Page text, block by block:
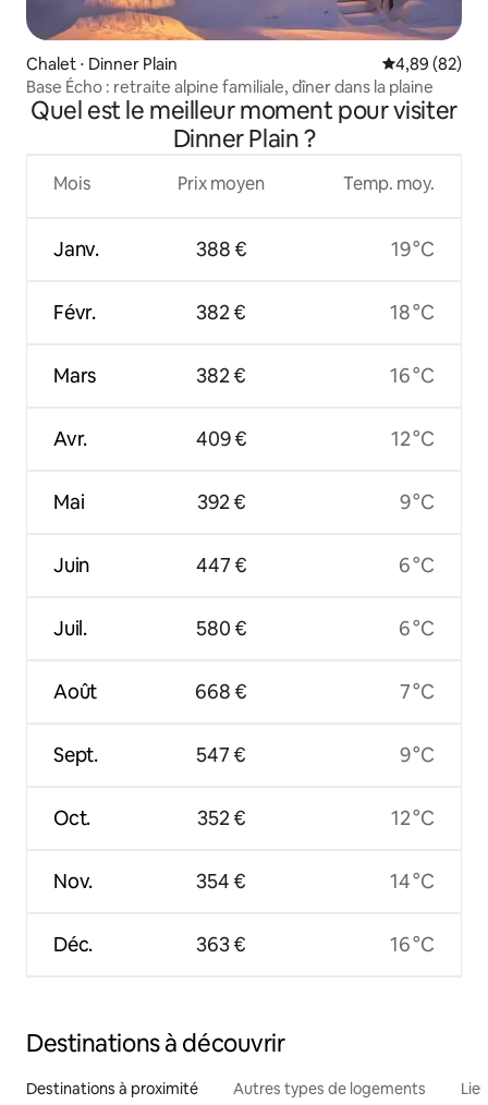
Chalet ⋅ Dinner Plain Évaluation
4,89 (82)
Base Écho : retraite alpine familiale, dîner dans la plaine
Quel est le meilleur moment pour visiter
Dinner Plain ?
Mois
Janv.
Févr.
Mars
Avr.
Mai
Juin
Juil.
Août
Sept.
Oct.
Nov.
Déc.
Prix moyen
388 €
382 €
382 €
409 €
392 €
447 €
580 €
668 €
547 €
352 €
354 €
363 €
Temp. moy.
19 °C
18 °C
16 °C
12 °C
9 °C
6 °C
6 °C
7 °C
9 °C
12 °C
14 °C
16 °C
Destinations à découvrir
Destinations à proximité Autres types de logements